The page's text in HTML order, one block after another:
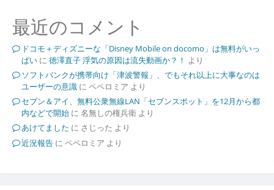
最近のコメント
ドコモ＋ディズニーな「Disney Mobile on docomo」は無料がいっ
ぱいに 徳澤直子 浮気の原因は流失動画か？！ より
ソフトバンクが携帯向け「津波警報」、でもそれ以上に大事なのは
ユーザーの意識に ペペロミア より
セブン＆アイ、無料公衆無線LAN「セブンスポット」を12月から都
内などで開始に 名無しの権兵衛より
あけてました に さじった より
近況報告に ペペロミア より